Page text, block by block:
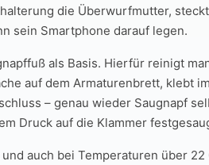
die Überwurfmutter,
sein Smartphone darauf legen.
als Basis. Hierfür reinigt
auf dem Armaturenbrett, klebt
– genau wieder Saugnapf
Druck auf die Klammer
auch bei Temperaturen über 22